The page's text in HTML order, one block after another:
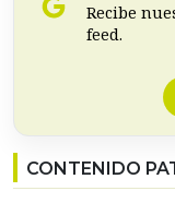
Recibe
feed.
CONTENIDO